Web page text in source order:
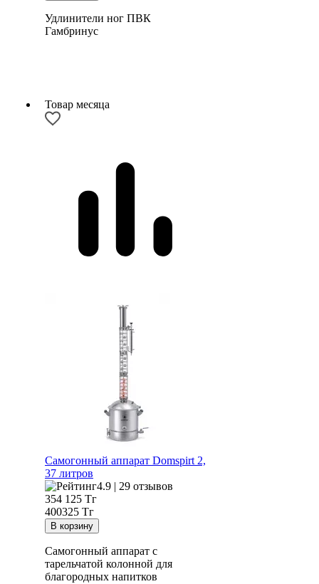
Удлинители ног ПВК
Гамбринус
Товар месяца
Самогонный аппарат Domspirt 2,
37 литров
4.9 | 29 отзывов
354 125 Тг
400325 Тг
Самогонный аппарат с
тарельчатой колонной для
благородных напитков